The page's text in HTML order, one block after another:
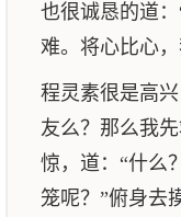
也很诚恳的道
难。将心比心
程灵素很是高
友么？那么我
惊，道：“什么
笼呢？”俯身去